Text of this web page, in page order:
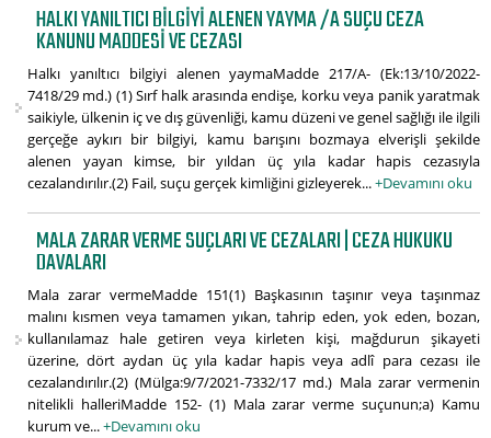
HALKI YANILTICI BILGIYI ALENEN YAYMA /A SUÇU CEZA
KANUNU MADDESI VE CEZASI
Halkı yanıltıcı bilgiyi alenen yaymaMadde 217/A- (Ek:13/10/2022-
7418/29 md.) (1) Sırf halk arasında endişe, korku veya panik yaratmak
saikiyle, ülkenin iç ve dış güvenliği, kamu düzeni ve genel sağlığı ile ilgili
gerçeğe aykırı bir bilgiyi, kamu barışını bozmaya elverişli şekilde
alenen yayan kimse, bir yıldan üç yıla kadar hapis cezasıyla
cezalandırılır.(2) Fail, suçu gerçek kimliğini gizleyerek...+Devamını oku
MALA ZARAR VERME SUÇLARI VE CEZALARI | CEZA HUKUKU
DAVALARI
Mala zarar vermeMadde 151(1) Başkasının taşınır veya taşınmaz
malını kısmen veya tamamen yıkan, tahrip eden, yok eden, bozan,
kullanılamaz hale getiren veya kirleten kişi, mağdurun şikayeti
üzerine, dört aydan üç yıla kadar hapis veya adlî para cezası ile
cezalandırılır.(2) (Mülga:9/7/2021-7332/17 md.) Mala zarar vermenin
nitelikli halleriMadde 152- (1) Mala zarar verme suçunun;a) Kamu
kurum ve...+Devamını oku